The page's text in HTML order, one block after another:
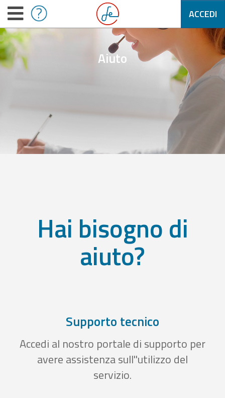
ACCEDI
Aiuto
Hai bisogno di
aiuto?
Supporto tecnico
Accedi al nostro portale di supporto per
avere assistenza sull''utilizzo del
servizio.